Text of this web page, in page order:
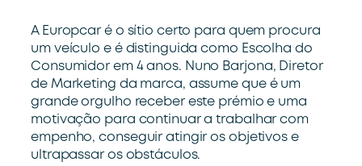
A Europcar é o sítio certo para quem procura
um veículo e é distinguida como Escolha do
Consumidor em 4 anos. Nuno Barjona, Diretor
de Marketing da marca, assume que é um
grande orgulho receber este prémio e uma
motivação para continuar a trabalhar com
empenho, conseguir atingir os objetivos e
ultrapassar os obstáculos.